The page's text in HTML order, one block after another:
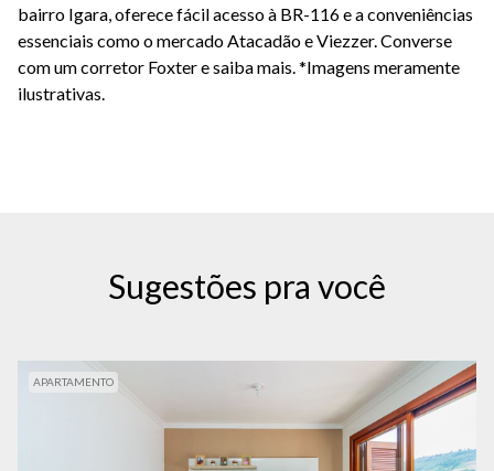
bairro Igara, oferece fácil acesso à BR-116 e a conveniências
essenciais como o mercado Atacadão e Viezzer. Converse
com um corretor Foxter e saiba mais. *Imagens meramente
ilustrativas.
Sugestões pra você
APARTAMENTO